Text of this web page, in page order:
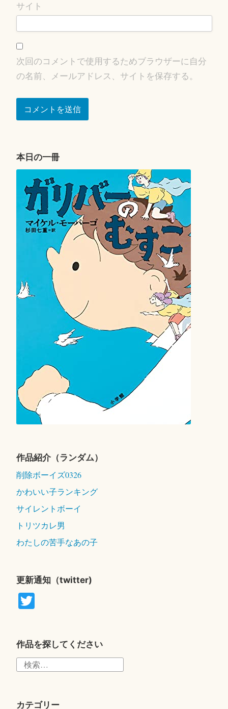
サイト
次回のコメントで使用するためブラウザーに自分
の名前、メールアドレス、サイトを保存する。
本日の一冊
作品紹介（ランダム）
削除ボーイズ0326
かわいい子ランキング
サイレントボーイ
トリツカレ男
わたしの苦手なあの子
更新通知（twitter)
T
r
作品を探してください
カテゴリー